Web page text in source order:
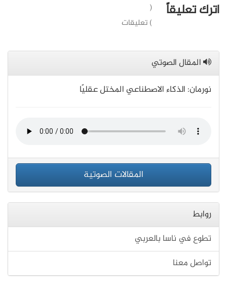
اترك تعليقاً
(
) تعليقات
المقال الصوتي
نورمان: الذكاء الاصطناعي المختل عقليًا
المقالات الصوتية
روابط
تطوع في ناسا بالعربي
تواصل معنا